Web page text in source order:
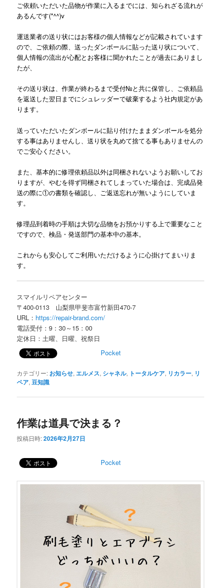
ご依頼いただいた品物が作業に入るまでには、知られざる流れが
あるんです(*^^)v
運送業者の送り状にはお客様の個人情報などが記載されています
ので、ご依頼の際、送ったダンボールに貼った送り状について、
個人情報の流出が心配とお客様に聞かれたことが過去にありまし
たが、
その送り状は、作業が終わるまで受付№と共に保管し、ご依頼品
を返送した翌日までにシュレッダーで破棄するよう社内規定があ
ります。
送っていただいたダンボールに貼り付けたままダンボールを処分
する事はありませんし、送り状を丸めて捨てる事もありませんの
でご安心ください。
また、基本的に修理依頼品以外は同梱されないようお願いしてお
りますが、やむを得ず同梱されてしまっていた場合は、完成品発
送の際に①の書類を確認し、ご返送忘れが無いようにしていま
す。
修理品到着時の手順は大切な品物をお預かりする上で重要なこと
ですので、検品・発送部門の基本中の基本。
これからも安心してご利用いただけるように心掛けてまいりま
す。
スマイルリペアセンター
〒400-0113 山梨県甲斐市富竹新田470-7
URL： https://repair-brand.com/
電話受付：9：30～15：00
定休日：土曜、日曜、祝祭日
Pocket
カテゴリー: お知らせ, エルメス, シャネル, トータルケア, リカラー, リ
ペア,豆知識
作業は道具で決まる？
投稿日時:2026年2月27日
Pocket